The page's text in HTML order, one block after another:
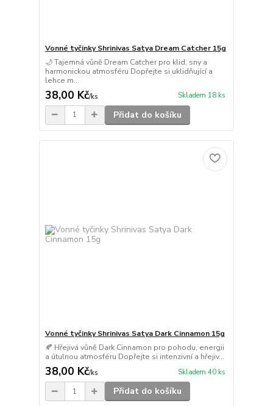
Vonné tyčinky Shrinivas Satya Dream Catcher 15g
🌙 Tajemná vůně Dream Catcher pro klid, sny a
harmonickou atmosféru Dopřejte si uklidňující a
lehce m...
38,00 Kč/ks Skladem 18 ks
Přidat do košíku
Vonné tyčinky Shrinivas Satya Dark Cinnamon 15g
🍂 Hřejivá vůně Dark Cinnamon pro pohodu, energii
a útulnou atmosféru Dopřejte si intenzivní a hřejiv...
38,00 Kč/ks Skladem 40 ks
Přidat do košíku